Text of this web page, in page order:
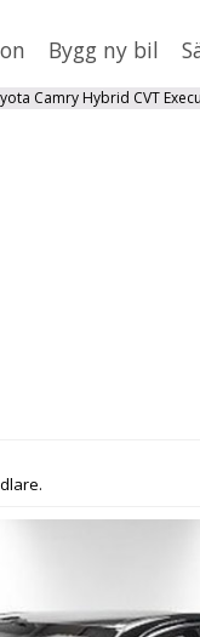
Bygg ny bil
Camry Hybrid CVT